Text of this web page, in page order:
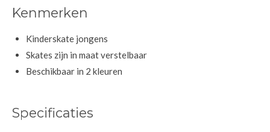
Kenmerken
Kinderskate jongens
Skates zijn in maat verstelbaar
Beschikbaar in 2 kleuren
Specificaties